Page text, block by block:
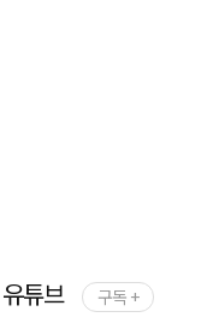
유튜브 구독 +